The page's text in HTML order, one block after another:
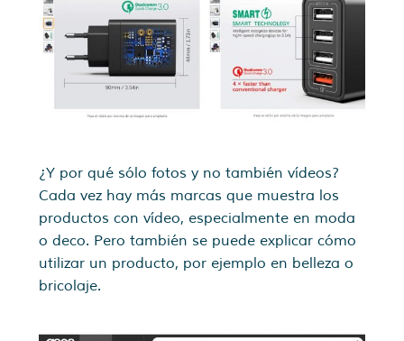
¿Y por qué sólo fotos y no también vídeos?
Cada vez hay más marcas que muestra los
productos con vídeo, especialmente en moda
o deco. Pero también se puede explicar cómo
utilizar un producto, por ejemplo en belleza o
bricolaje.